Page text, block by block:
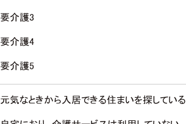
要介護3
要介護4
要介護5
元気なときから入居できる住まいを探している